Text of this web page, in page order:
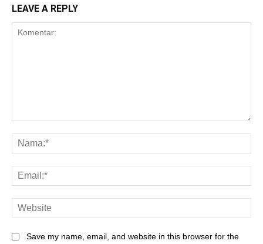
LEAVE A REPLY
Save my name, email, and website in this browser for the